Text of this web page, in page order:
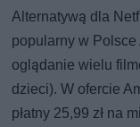
Alternatywą dla
popularny w
oglądanie wielu
dzieci). W ofercie
płatny 25,99 zł na